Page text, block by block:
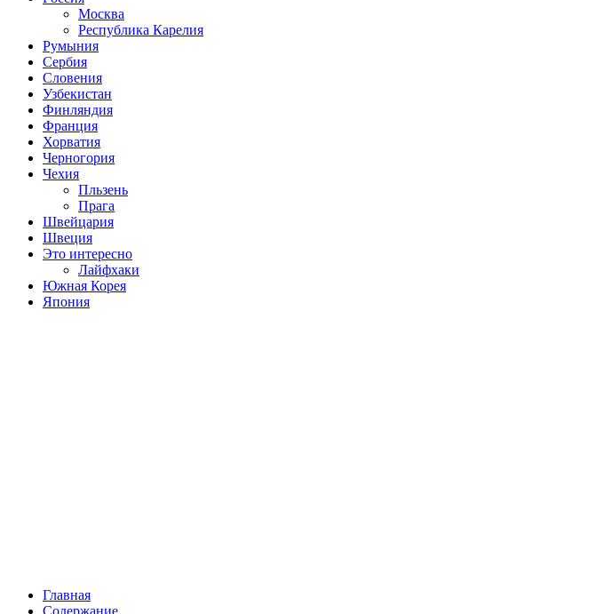
Москва
Республика Карелия
Румыния
Сербия
Словения
Узбекистан
Финляндия
Франция
Хорватия
Черногория
Чехия
Пльзень
Прага
Швейцария
Швеция
Это интересно
Лайфхаки
Южная Корея
Япония
Главная